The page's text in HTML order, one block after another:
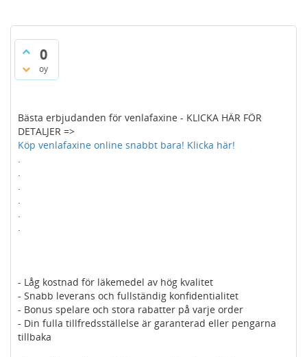
0
oy
Bästa erbjudanden för venlafaxine - KLICKA HÄR FÖR
DETALJER =>
Köp venlafaxine online snabbt bara! Klicka här!
.
.
.
.
.
.
- Låg kostnad för läkemedel av hög kvalitet
- Snabb leverans och fullständig konfidentialitet
- Bonus spelare och stora rabatter på varje order
- Din fulla tillfredsställelse är garanterad eller pengarna
tillbaka